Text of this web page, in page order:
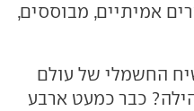
אמיתיים, מבוססים,
החשמלי של עולם
כבר כמעט ארבע